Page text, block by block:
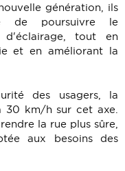
génération, ils
de poursuivre le
d'éclairage, tout en
et en améliorant la
des usagers, la
30 km/h sur cet axe.
la rue plus sûre,
aux besoins des